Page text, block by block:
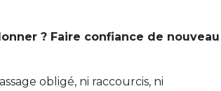
? Faire confiance de nouveau
obligé, ni raccourcis, ni